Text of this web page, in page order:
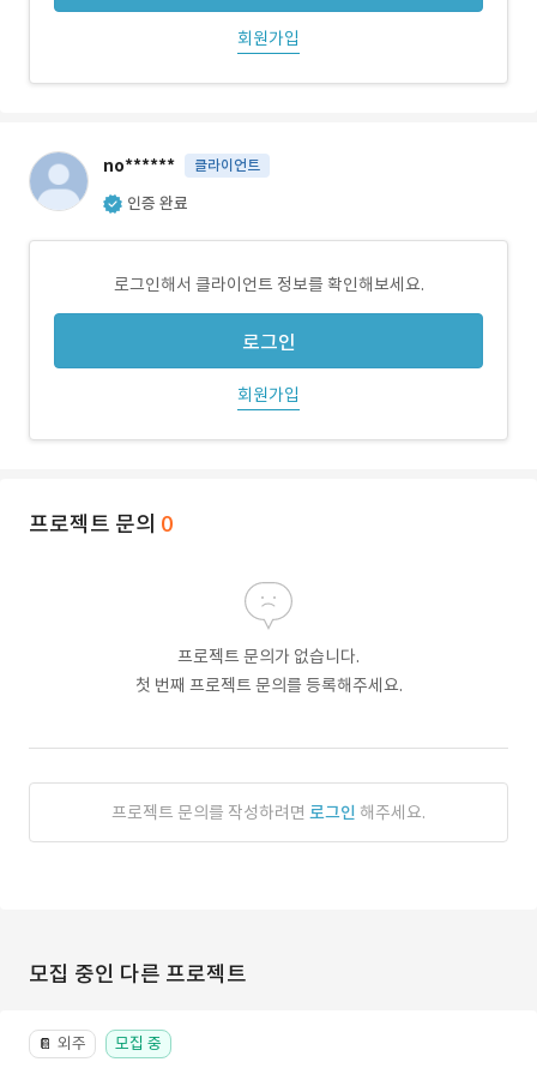
회원가입
no****** 클라이언트
인증 완료
로그인해서 클라이언트 정보를 확인해보세요.
로그인
회원가입
프로젝트 문의 0
프로젝트 문의가 없습니다.
첫 번째 프로젝트 문의를 등록해주세요.
프로젝트 문의를 작성하려면 로그인 해주세요.
모집 중인 다른 프로젝트
📔 외주 모집 중